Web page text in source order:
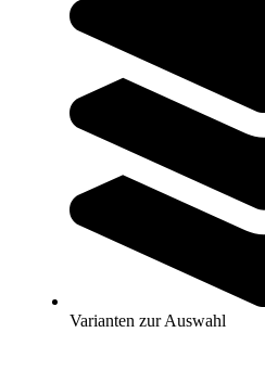
Varianten zur Auswahl
Zum Produkt
Varianten zur Auswahl
Sofort lieferbar
Kübler Sport®
19,95 €